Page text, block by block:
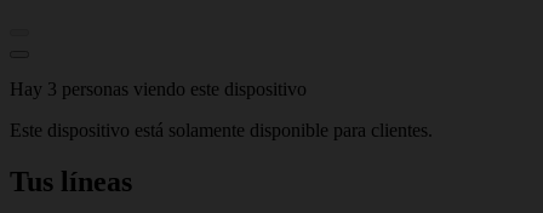
Hay 3 personas viendo este dispositivo
Este dispositivo está solamente disponible para clientes.
Tus líneas